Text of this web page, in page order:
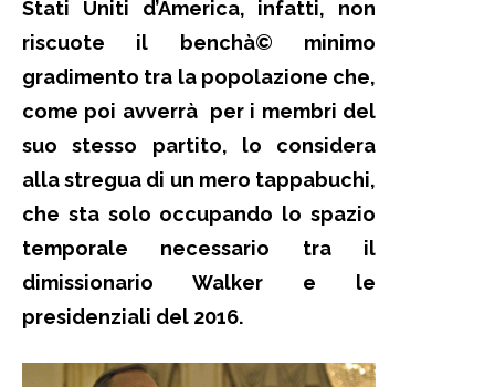
Stati Uniti d’America, infatti, non
riscuote il benchà© minimo
gradimento tra la popolazione che,
come poi avverrà per i membri del
suo stesso partito, lo considera
alla stregua di un mero tappabuchi,
che sta solo occupando lo spazio
temporale necessario tra il
dimissionario Walker e le
presidenziali del 2016.